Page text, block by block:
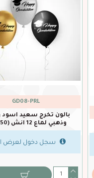
9574-026
اكياس ورقية اسود مبروك
26*17*9سم(3حبة)
سجل دخول لعرض